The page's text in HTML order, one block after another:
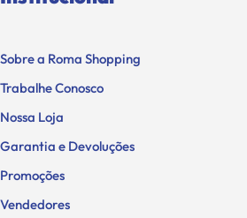
Sobre a Roma Shopping
Trabalhe Conosco
Nossa Loja
Garantia e Devoluções
Promoções
Vendedores